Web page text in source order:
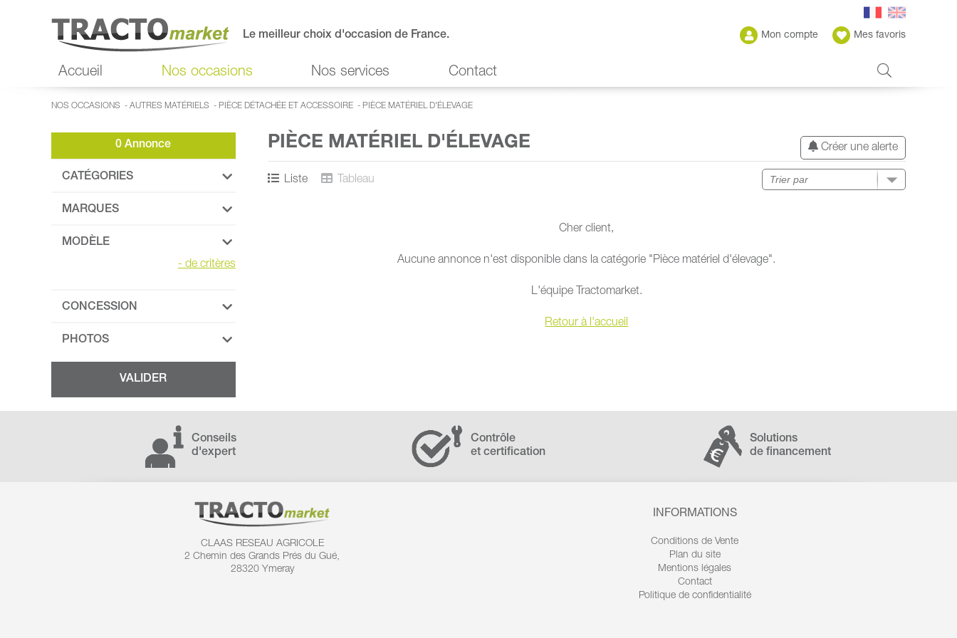
Le meilleur choix d'occasion de France. Mon compte Mes favoris
Accueil Nos occasions Nos services Contact
NOS OCCASIONS - AUTRES MATÉRIELS - PIÈCE DÉTACHÉE ET ACCESSOIRE - PIÈCE MATÉRIEL D'ÉLEVAGE
0 Annonce
CATÉGORIES
MARQUES
MODÈLE
- de critères
CONCESSION
PHOTOS
Créer une alerte
PIÈCE MATÉRIEL D'ÉLEVAGE
Liste Tableau
Cher client,
Aucune annonce n'est disponible dans la catégorie "Pièce matériel d'élevage".
L'équipe Tractomarket.
Retour à l'accueil
Conseils
d'expert
Contrôle
et certification
Solutions
de financement
CLAAS RESEAU AGRICOLE
2 Chemin desGrands Prés du Gué,
28320 Ymeray
INFORMATIONS
Conditions de Vente
Plan du site
Mentions légales
Contact
Politique de confidentialité